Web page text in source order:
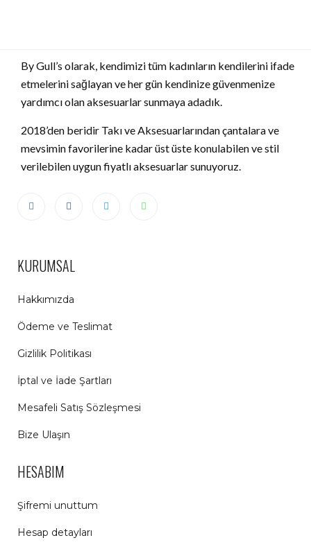
By Gull’s olarak, kendimizi tüm kadınların kendilerini ifade
etmelerini sağlayan ve her gün kendinize güvenmenize
yardımcı olan aksesuarlar sunmaya adadık.
2018’den beridir Takı ve Aksesuarlarından çantalara ve
mevsimin favorilerine kadar üst üste konulabilen ve stil
verilebilen uygun fiyatlı aksesuarlar sunuyoruz.
KURUMSAL
Hakkımızda
Ödeme ve Teslimat
Gizlilik Politikası
İptal ve İade Şartları
Mesafeli Satış Sözleşmesi
Bize Ulaşın
HESABIM
Şifremi unuttum
Hesap detayları